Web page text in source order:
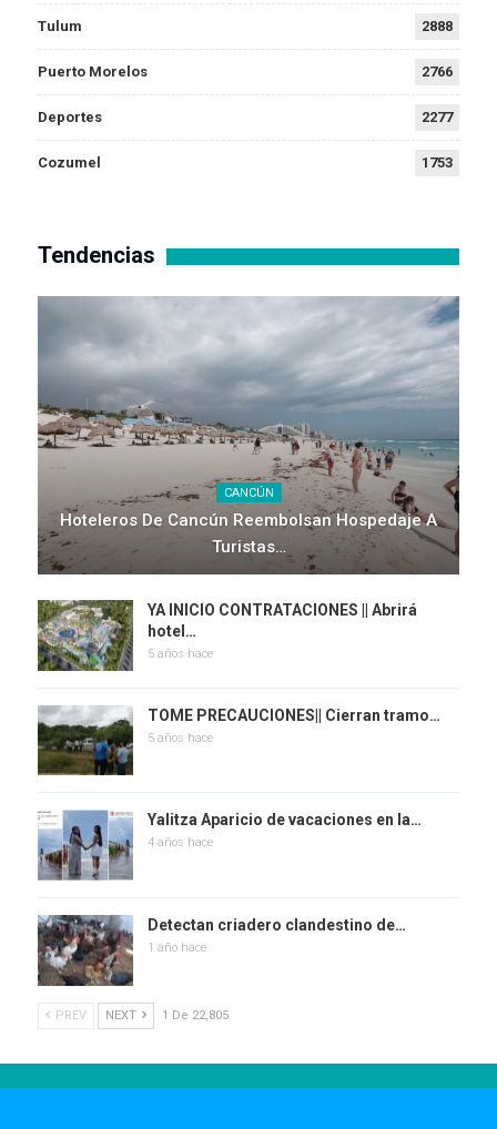
Tulum 2888
Puerto Morelos 2766
Deportes 2277
Cozumel 1753
Tendencias
CANCÚN
Hoteleros De Cancún Reembolsan Hospedaje A
Turistas…
YA INICIO CONTRATACIONES || Abrirá
hotel…
5 años hace
TOME PRECAUCIONES|| Cierran tramo…
5 años hace
Yalitza Aparicio de vacaciones en la…
4 años hace
Detectan criadero clandestino de…
1 año hace
PREV NEXT 1 De 22,805